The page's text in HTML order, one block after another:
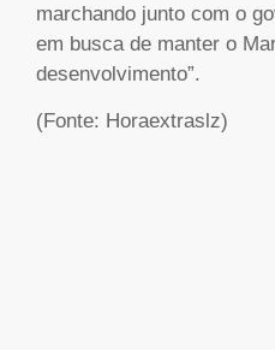
marchando junto com o
em busca de manter o
desenvolvimento”.
(Fonte: Horaextraslz)